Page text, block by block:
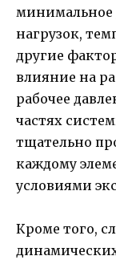
минимальное
нагрузок,
другие
влияние на
рабочее
частях
тщательно
каждому
условиями
Кроме того,